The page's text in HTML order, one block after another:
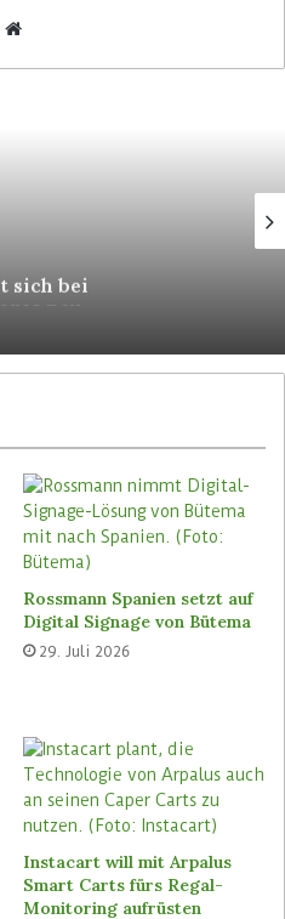
es dem russischen
das
Geräte auch
vom Standort
System gewonnen
im SB-
nächste Schritt plant
Einkaufslisten seiner
sie entlang dieser
Re-Vision
Signify
neu
Rossmann Spanien setzt auf
Digital Signage von Bütema
29. Juli 2026
Instacart will mit Arpalus
Smart Carts fürs Regal-
Monitoring aufrüsten